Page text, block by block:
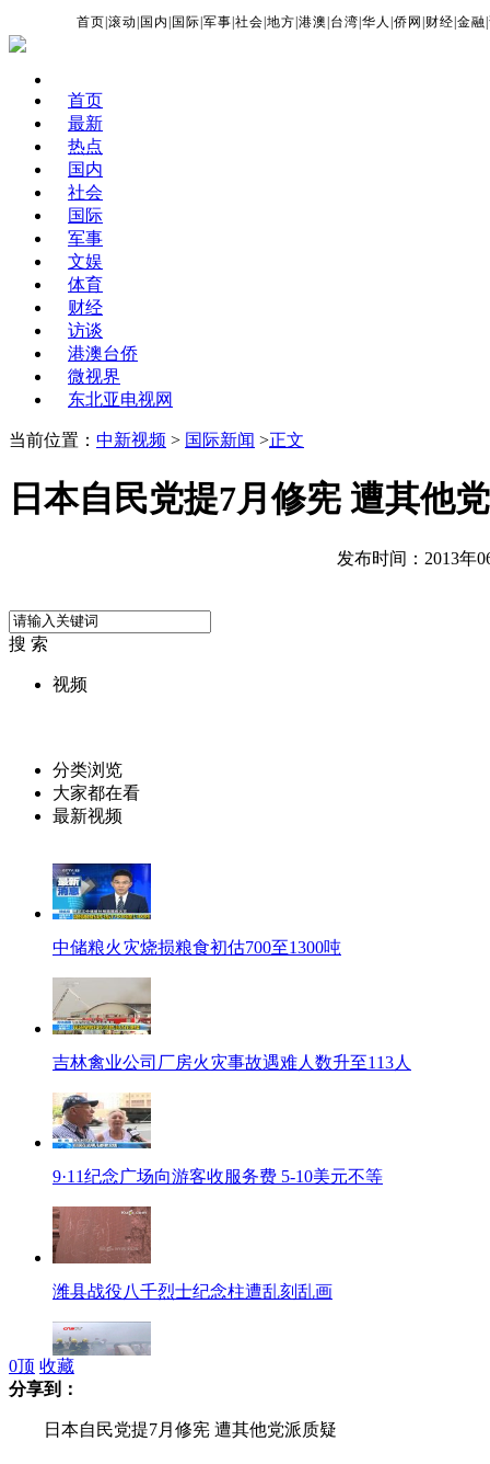
首页 |滚动 国内 国际 |军事 |社会 |地方 |港澳 台湾 |华人 |侨网 财经 |金融 |
首页
最新
热点
国内
社会
国际
军事
文娱
体育
财经
访谈
港澳台侨
微视界
东北亚电视网
当前位置： 中新视频 > 国际新闻 >正文
日本自民党提7月修宪 遭其他
发布时间：2013年
搜 索
视频
分类浏览
大家都在看
最新视频
中储粮火灾烧损粮食初估700至1300吨
吉林禽业公司厂房火灾事故遇难人数升至113人
9·11纪念广场向游客收服务费 5-10美元不等
潍县战役八千烈士纪念柱遭乱刻乱画
0顶 收藏
分享到：
日本自民党提7月修宪 遭其他党派质疑